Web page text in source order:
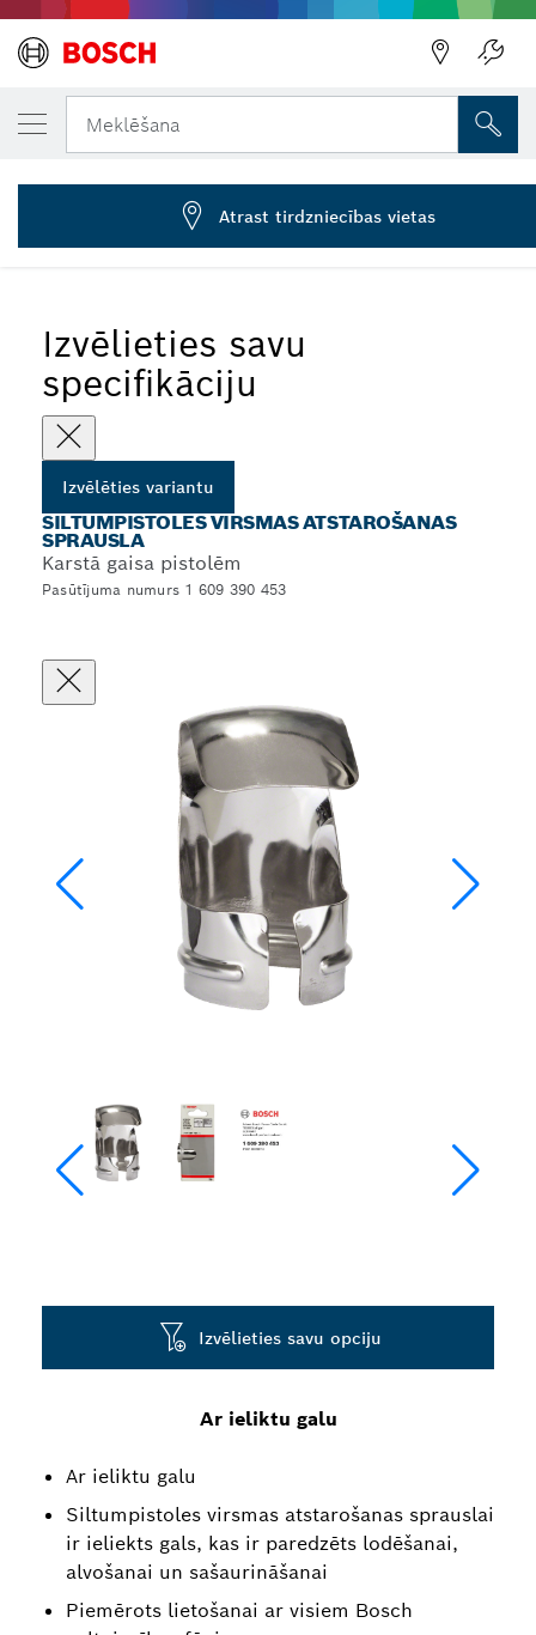
Meklēšana
... Atstarošanas sprauslas celtniecības fēniem
Izvēlieties savu
specifikāciju
Izvēlēties variantu
SILTUMPISTOLES VIRSMAS ATSTAROŠANAS
SPRAUSLA
Karstā gaisa pistolēm
Pasūtījuma numurs 1 609 390 453
Ar ieliktu galu
Ar ieliktu galu
Siltumpistoles virsmas atstarošanas sprauslai
ir ieliekts gals, kas ir paredzēts lodēšanai,
alvošanai un sašaurināšanai
Piemērots lietošanai ar visiem Bosch
Izvēlieties savu opciju
JŪSU IZVĒLĒTAIS VARIANTS
Atstarojošā sprausla
1 609 390 453
Atrast tirdzniecības vietas